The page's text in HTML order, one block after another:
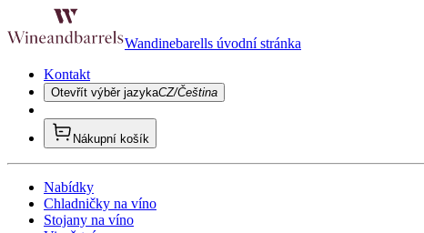
Wandinebarells úvodní stránka
Kontakt
Otevřít výběr jazykaCZ/Čeština
Nákupní košík
Nabídky
Chladničky na víno
Stojany na víno